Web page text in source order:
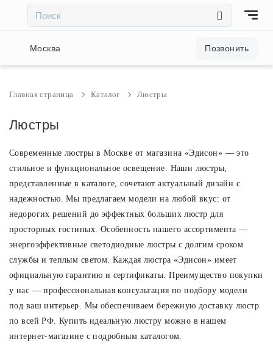
Акции и скидки
Светильники
Бра
Торшеры
Трековые системы
Уличное освещение
Москва Позвонить
Главная страница Каталог Люстры
Люстры
Современные люстры в Москве от магазина «Эдисон» — это
стильное и функциональное освещение. Наши люстры,
представленные в каталоге, сочетают актуальный дизайн с
надежностью. Мы предлагаем модели на любой вкус: от
недорогих решений до эффектных больших люстр для
просторных гостиных. Особенность нашего ассортимента —
энергоэффективные светодиодные люстры с долгим сроком
службы и теплым светом. Каждая люстра «Эдисон» имеет
официальную гарантию и сертификаты. Преимущество покупки
у нас — профессиональная консультация по подбору модели
под ваш интерьер. Мы обеспечиваем бережную доставку люстр
по всей РФ. Купить идеальную люстру можно в нашем
интернет-магазине с подробным каталогом.
××